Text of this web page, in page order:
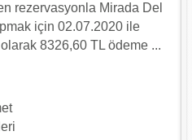
rezervasyonla Mirada Del
için 02.07.2020 ile
8326,60 TL ödeme ...